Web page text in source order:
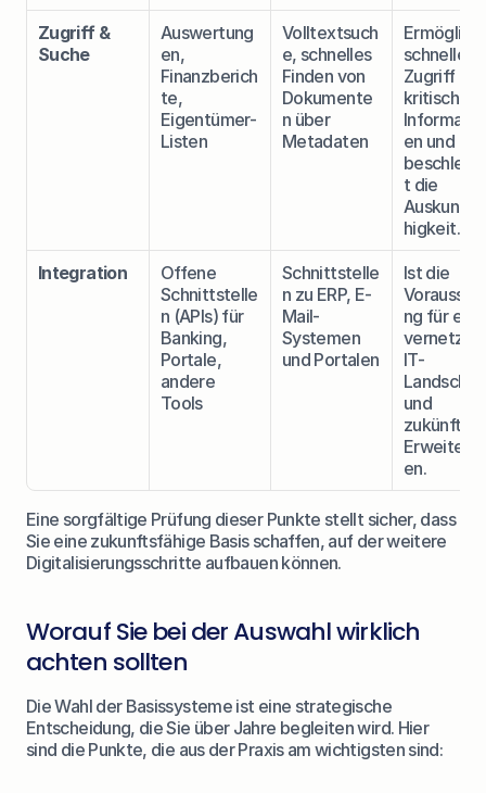
Zugriff &
Suche
Auswertung
en,
Finanzberich
te,
Eigentümer-
Listen
Volltextsuch
e, schnelles
Finden von
Dokumente
n über
Metadaten
Ermöglicht
schnellen
Zugriff auf
kritische
en und
t die
higkeit.
Integration
Offene
Schnittstelle
n (APIs) für
Banking,
Portale,
andere
Tools
Schnittstelle
n zu ERP, E-
Mail-
Systemen
und Portalen
Ist die
ng für eine
vernetzte
IT-
und
zukünftige
en.
Eine sorgfältige Prüfung dieser Punkte stellt sicher, dass
Sie eine zukunftsfähige Basis schaffen, auf der weitere
Digitalisierungsschritte aufbauen können.
Worauf Sie bei der Auswahl wirklich
achten sollten
Die Wahl der Basissysteme ist eine strategische
Entscheidung, die Sie über Jahre begleiten wird. Hier
sind die Punkte, die aus der Praxis am wichtigsten sind: